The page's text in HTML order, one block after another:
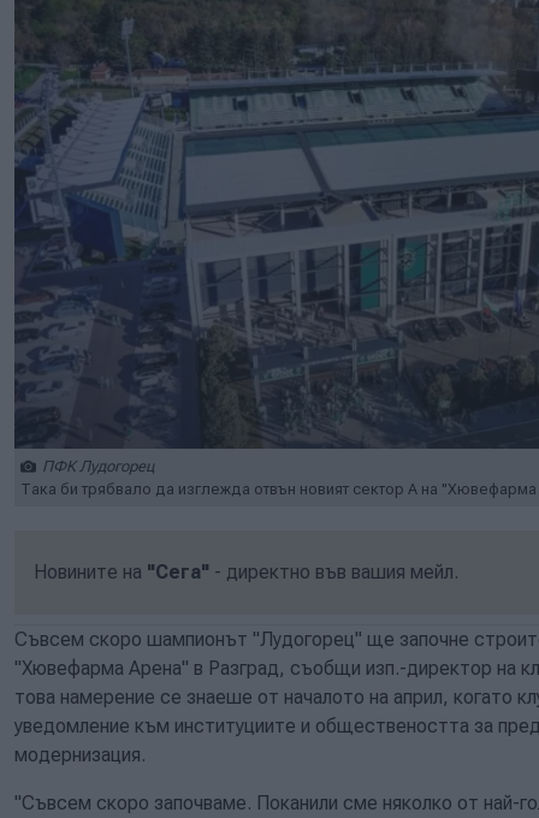
ПФК Лудогорец
Така би трябвало да изглежда отвън новият сектор А на
Новините на "Сега" - директно във вашия мейл.
Съвсем скоро шампионът "Лудогорец" ще започне
"Хювефарма Арена" в Разград, съобщи изп.-директор на
това намерение се знаеше от началото на април, когато
уведомление към институциите и обществеността за
модернизация.
"Съвсем скоро започваме. Поканили сме няколко от най-